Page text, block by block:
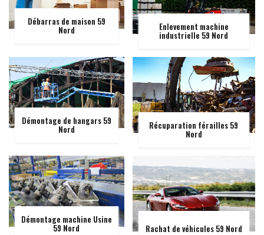
Débarras de maison 59
Nord Enlevement machine
industrielle 59 Nord
Démontage de hangars 59
Nord Récuparation férailles 59
Nord
Démontage machine Usine
59 Nord Rachat de véhicules 59 Nord